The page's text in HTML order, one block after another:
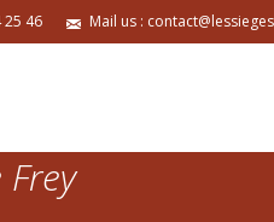
25 46 Mail us :